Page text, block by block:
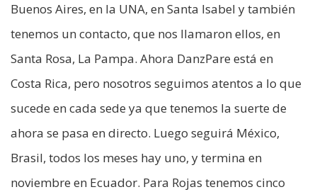
Buenos Aires, en la UNA, en Santa Isabel y también
tenemos un contacto, que nos llamaron ellos, en
Santa Rosa, La Pampa. Ahora DanzPare está en
Costa Rica, pero nosotros seguimos atentos a lo que
sucede en cada sede ya que tenemos la suerte de
ahora se pasa en directo. Luego seguirá México,
Brasil, todos los meses hay uno, y termina en
noviembre en Ecuador. Para Rojas tenemos cinco